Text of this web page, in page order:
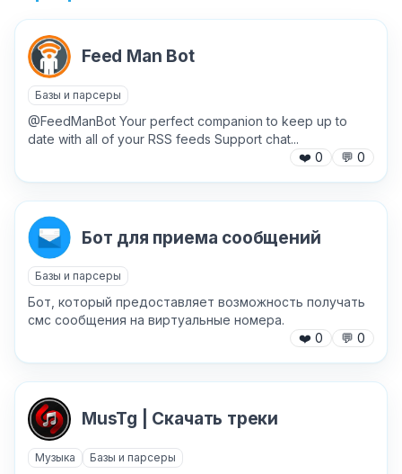
Причина жалобы*
Текст обращения (необязательно)
Feed Man Bot
Базы и парсеры
@FeedManBot Your perfect companion to keep up to
date with all of your RSS feeds Support chat...
❤️ 0 💬 0
Бот для приема сообщений
Базы и парсеры
Бот, который предоставляет возможность получать
смс сообщения на виртуальные номера.
❤️ 0 💬 0
MusTg | Скачать треки
Музыка Базы и парсеры